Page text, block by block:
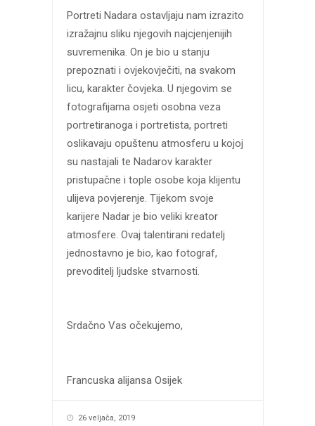
Portreti Nadara ostavljaju nam izrazito
izražajnu sliku njegovih najcjenjenijih
suvremenika. On je bio u stanju
prepoznati i ovjekovječiti, na svakom
licu, karakter čovjeka. U njegovim se
fotografijama osjeti osobna veza
portretiranoga i portretista, portreti
oslikavaju opuštenu atmosferu u kojoj
su nastajali te Nadarov karakter
pristupačne i tople osobe koja klijentu
ulijeva povjerenje. Tijekom svoje
karijere Nadar je bio veliki kreator
atmosfere. Ovaj talentirani redatelj
jednostavno je bio, kao fotograf,
prevoditelj ljudske stvarnosti.
Srdačno Vas očekujemo,
Francuska alijansa Osijek
26 veljača, 2019